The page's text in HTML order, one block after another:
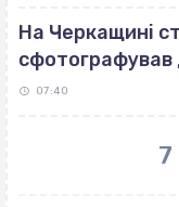
На Черкащині
сфотографував
07:40
7